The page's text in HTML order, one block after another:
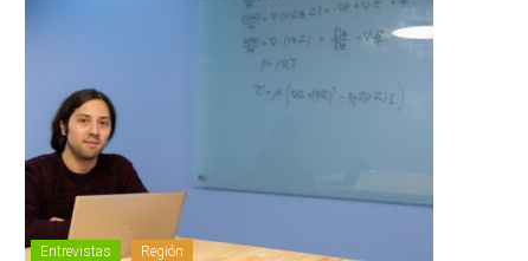
Entrevistas Región